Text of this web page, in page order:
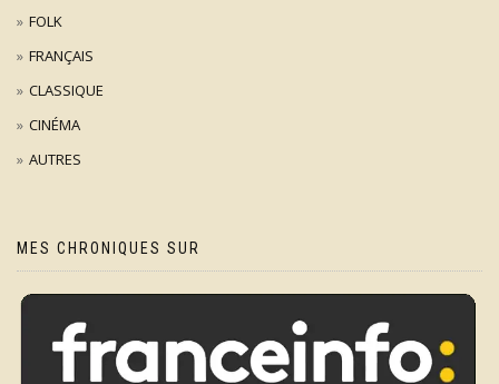
FOLK
FRANÇAIS
CLASSIQUE
CINÉMA
AUTRES
MES CHRONIQUES SUR